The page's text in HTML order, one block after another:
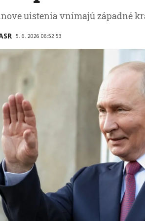
uistenia vnímajú západné
5. 6. 2026 06:52:53